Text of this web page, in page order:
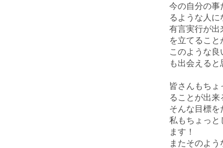
今の自分の事
るような人に
有言実行が出
を立てるこ
このような
も出会える
皆さんもち
ることが出来
そんな目標を
私もちょっと
ます！
またそのよ